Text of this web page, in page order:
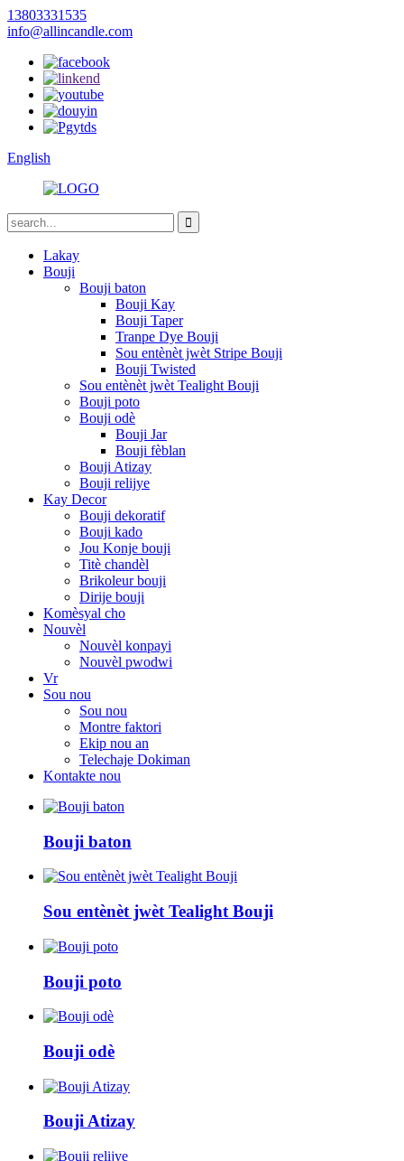
13803331535
info@allincandle.com
English
Lakay
Bouji
Bouji baton
Bouji Kay
Bouji Taper
Tranpe Dye Bouji
Sou entènèt jwèt Stripe Bouji
Bouji Twisted
Sou entènèt jwèt Tealight Bouji
Bouji poto
Bouji odè
Bouji Jar
Bouji fèblan
Bouji Atizay
Bouji relijye
Kay Decor
Bouji dekoratif
Bouji kado
Jou Konje bouji
Titè chandèl
Brikoleur bouji
Dirije bouji
Komèsyal cho
Nouvèl
Nouvèl konpayi
Nouvèl pwodwi
Vr
Sou nou
Sou nou
Montre faktori
Ekip nou an
Telechaje Dokiman
Kontakte nou
Bouji baton
Sou entènèt jwèt Tealight Bouji
Bouji poto
Bouji odè
Bouji Atizay